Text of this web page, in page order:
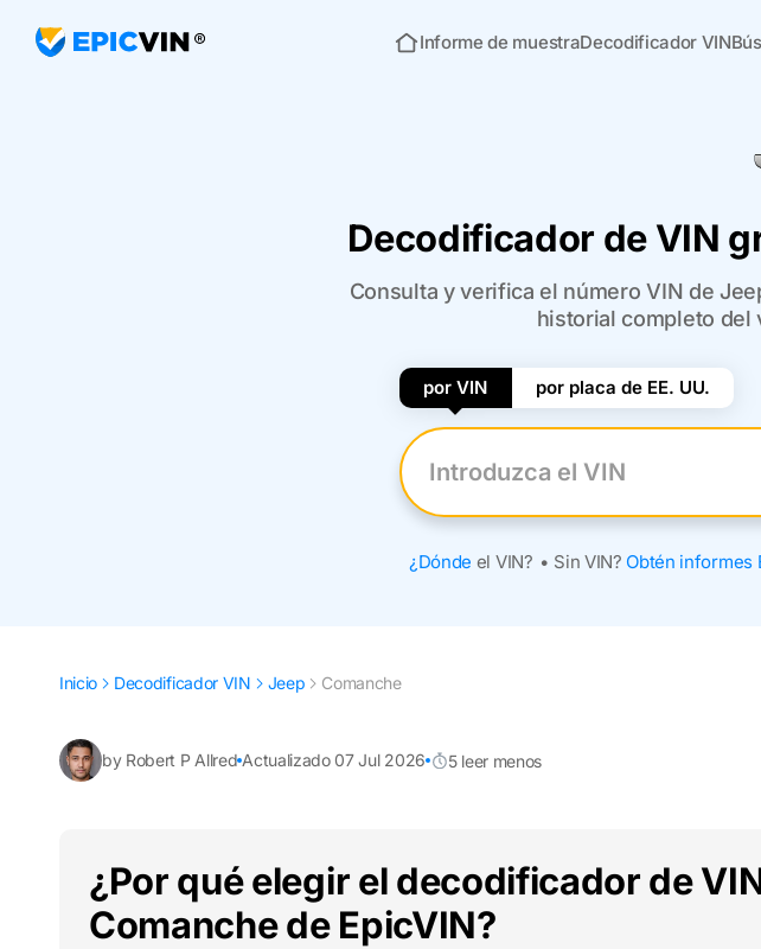
InicioInforme de muestraDecodificador VIN
Decodificador de VIN
Consulta y verifica el número VIN de
historial completo del
por VIN por placa de EE. UU.
Introduzca el VIN
¿Dónde el VIN? • Sin VIN? Obtén informes
Inicio Decodificador VIN Jeep Comanche
by Robert P Allred Actualizado 07 Jul 2026 5 leer menos
¿Por qué elegir el decodificador de
Comanche de EpicVIN?